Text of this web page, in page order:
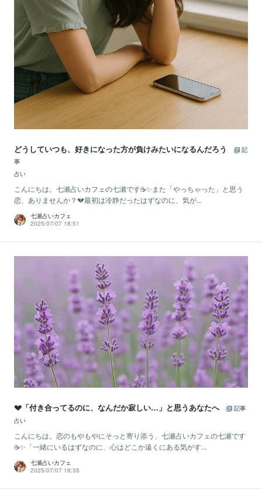
どうしていつも、好きになった方が負けみたいになるんだろう
記
事
占い
こんにちは。七瀬占いカフェの七瀬です☕✨また「やっちゃった」と思う
恋、ありませんか？💔最初は冷静だったはずなのに、気が...
七瀬占いカフェ
2025/07/07 18:51
💔「付き合ってるのに、なんだか寂しい…」と思うあなたへ
記事
占い
こんにちは。恋のもやもやにそっと寄り添う、七瀬占いカフェの七瀬です
☕✨「一緒にいるはずなのに、心はどこか遠くにある気がす...
七瀬占いカフェ
2025/07/07 18:35